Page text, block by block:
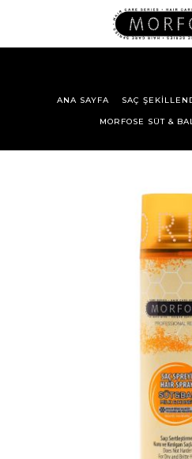
ANA SAYFA SAÇ
MORFOSE SÜT &